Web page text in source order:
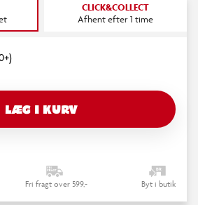
CLICK&COLLECT
Afhent efter 1 time
LÆG I KURV
Fri fragt over 599,- Byt i butik